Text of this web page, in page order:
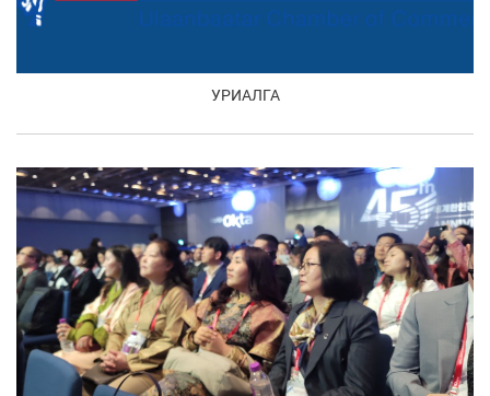
УРИАЛГА